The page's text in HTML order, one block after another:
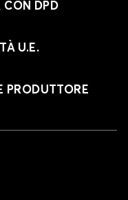
CON DPD
U.E.
PRODUTTORE